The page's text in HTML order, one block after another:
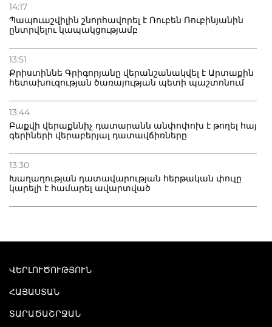
14:17
Պապուաշվիլին շնորհավորել է Ռուբեն Ռուբինյանին
ընտրվելու կապակցությամբ
13:51
Քրիստիննե Գրիգորյանը վերանշանակվել է Արտաքին
հետախուզության ծառայության պետի պաշտոնում
13:44
Բաքվի վերաքննիչ դատարանն անփոփոխ է թողել հայ
գերիների վերաբերյալ դատավճիռները
13:30
Խաղաղության դատավարության հերթական փուլը
կարելի է համարել ավարտված
ՎԵՐԼՈՒԾՈՒԹՅՈՒՆ
ՀԱՅԱՍՏԱՆ
ՏԱՐԱԾԱՇՐՋԱՆ